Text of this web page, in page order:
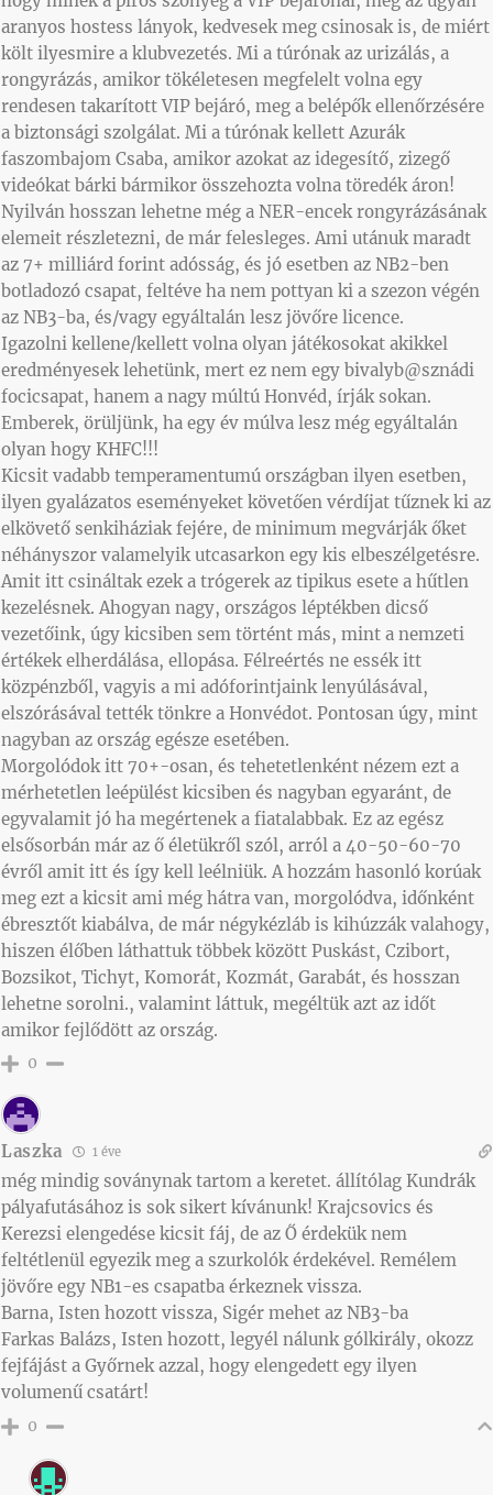
aranyos hostess lányok, kedvesek meg csinosak is, de miért
költ ilyesmire a klubvezetés. Mi a túrónak az urizálás, a
rongyrázás, amikor tökéletesen megfelelt volna egy
rendesen takarított VIP bejáró, meg a belépők ellenőrzésére
a biztonsági szolgálat. Mi a túrónak kellett Azurák
faszombajom Csaba, amikor azokat az idegesítő, zizegő
videókat bárki bármikor összehozta volna töredék áron!
Nyilván hosszan lehetne még a NER-encek rongyrázásának
elemeit részletezni, de már felesleges. Ami utánuk maradt
az 7+ milliárd forint adósság, és jó esetben az NB2-ben
botladozó csapat, feltéve ha nem pottyan ki a szezon végén
az NB3-ba, és/vagy egyáltalán lesz jövőre licence.
Igazolni kellene/kellett volna olyan játékosokat akikkel
eredményesek lehetünk, mert ez nem egy bivalyb@sznádi
focicsapat, hanem a nagy múltú Honvéd, írják sokan.
Emberek, örüljünk, ha egy év múlva lesz még egyáltalán
olyan hogy KHFC!!!
Kicsit vadabb temperamentumú országban ilyen esetben,
ilyen gyalázatos eseményeket követően vérdíjat tűznek ki az
elkövető senkiháziak fejére, de minimum megvárják őket
néhányszor valamelyik utcasarkon egy kis elbeszélgetésre.
Amit itt csináltak ezek a trógerek az tipikus esete a hűtlen
kezelésnek. Ahogyan nagy, országos léptékben dicső
vezetőink, úgy kicsiben sem történt más, mint a nemzeti
értékek elherdálása, ellopása. Félreértés ne essék itt
közpénzből, vagyis a mi adóforintjaink lenyúlásával,
elszórásával tették tönkre a Honvédot. Pontosan úgy, mint
nagyban az ország egésze esetében.
Morgolódok itt 70+-osan, és tehetetlenként nézem ezt a
mérhetetlen leépülést kicsiben és nagyban egyaránt, de
egyvalamit jó ha megértenek a fiatalabbak. Ez az egész
elsősorbán már az ő életükről szól, arról a 40-50-60-70
évről amit itt és így kell leélniük. A hozzám hasonló korúak
meg ezt a kicsit ami még hátra van, morgolódva, időnként
ébresztőt kiabálva, de már négykézláb is kihúzzák valahogy,
hiszen élőben láthattuk többek között Puskást, Czibort,
Bozsikot, Tichyt, Komorát, Kozmát, Garabát, és hosszan
lehetne sorolni., valamint láttuk, megéltük azt az időt
amikor fejlődött az ország.
0
Laszka 1 éve
még mindig soványnak tartom a keretet. állítólag Kundrák
pályafutásához is sok sikert kívánunk! Krajcsovics és
Kerezsi elengedése kicsit fáj, de az Ő érdekük nem
feltétlenül egyezik meg a szurkolók érdekével. Remélem
jövőre egy NB1-es csapatba érkeznek vissza.
Barna, Isten hozott vissza, Sigér mehet az NB3-ba
Farkas Balázs, Isten hozott, legyél nálunk gólkirály, okozz
fejfájást a Győrnek azzal, hogy elengedett egy ilyen
volumenű csatárt!
0